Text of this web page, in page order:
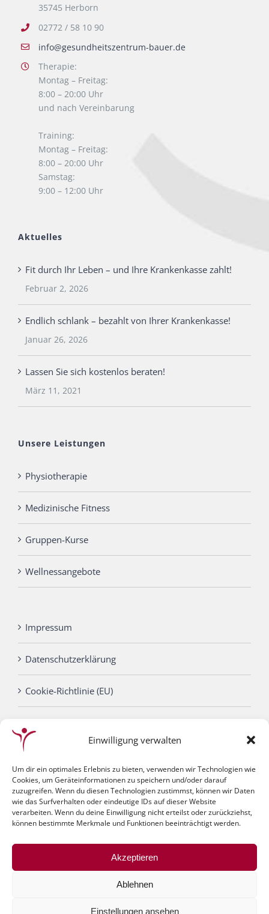
Einwilligung verwalten
Um dir ein optimales Erlebnis zu bieten, verwenden wir Technologien wie
Cookies, um Geräteinformationen zu speichern und/oder darauf
zuzugreifen. Wenn du diesen Technologien zustimmst, können wir Daten
wie das Surfverhalten oder eindeutige IDs auf dieser Website
verarbeiten. Wenn du deine Einwilligung nicht erteilst oder zurückziehst,
können bestimmte Merkmale und Funktionen beeinträchtigt werden.
Akzeptieren
Ablehnen
Einstellungen ansehen
35745 Herborn
02772 / 58 10 90
info@gesundheitszentrum-bauer.de
Therapie:
Montag – Freitag:
8:00 – 20:00 Uhr
und nach Vereinbarung
Training:
Montag – Freitag:
8:00 – 20:00 Uhr
Samstag:
9:00 – 12:00 Uhr
Aktuelles
Fit durch Ihr Leben – und Ihre Krankenkasse zahlt!
Februar 2, 2026
Endlich schlank – bezahlt von Ihrer Krankenkasse!
Januar 26, 2026
Lassen Sie sich kostenlos beraten!
März 11, 2021
Unsere Leistungen
Physiotherapie
Medizinische Fitness
Gruppen-Kurse
Wellnessangebote
Impressum
Datenschutzerklärung
Cookie-Richtlinie (EU)
© Gesundheitszentrum Bauer | Website by
klank-media
bauer.de